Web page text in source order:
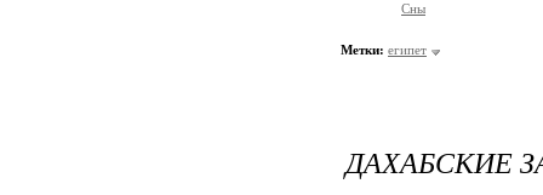
Сны
Метки: египет
ДАХАБСКИЕ